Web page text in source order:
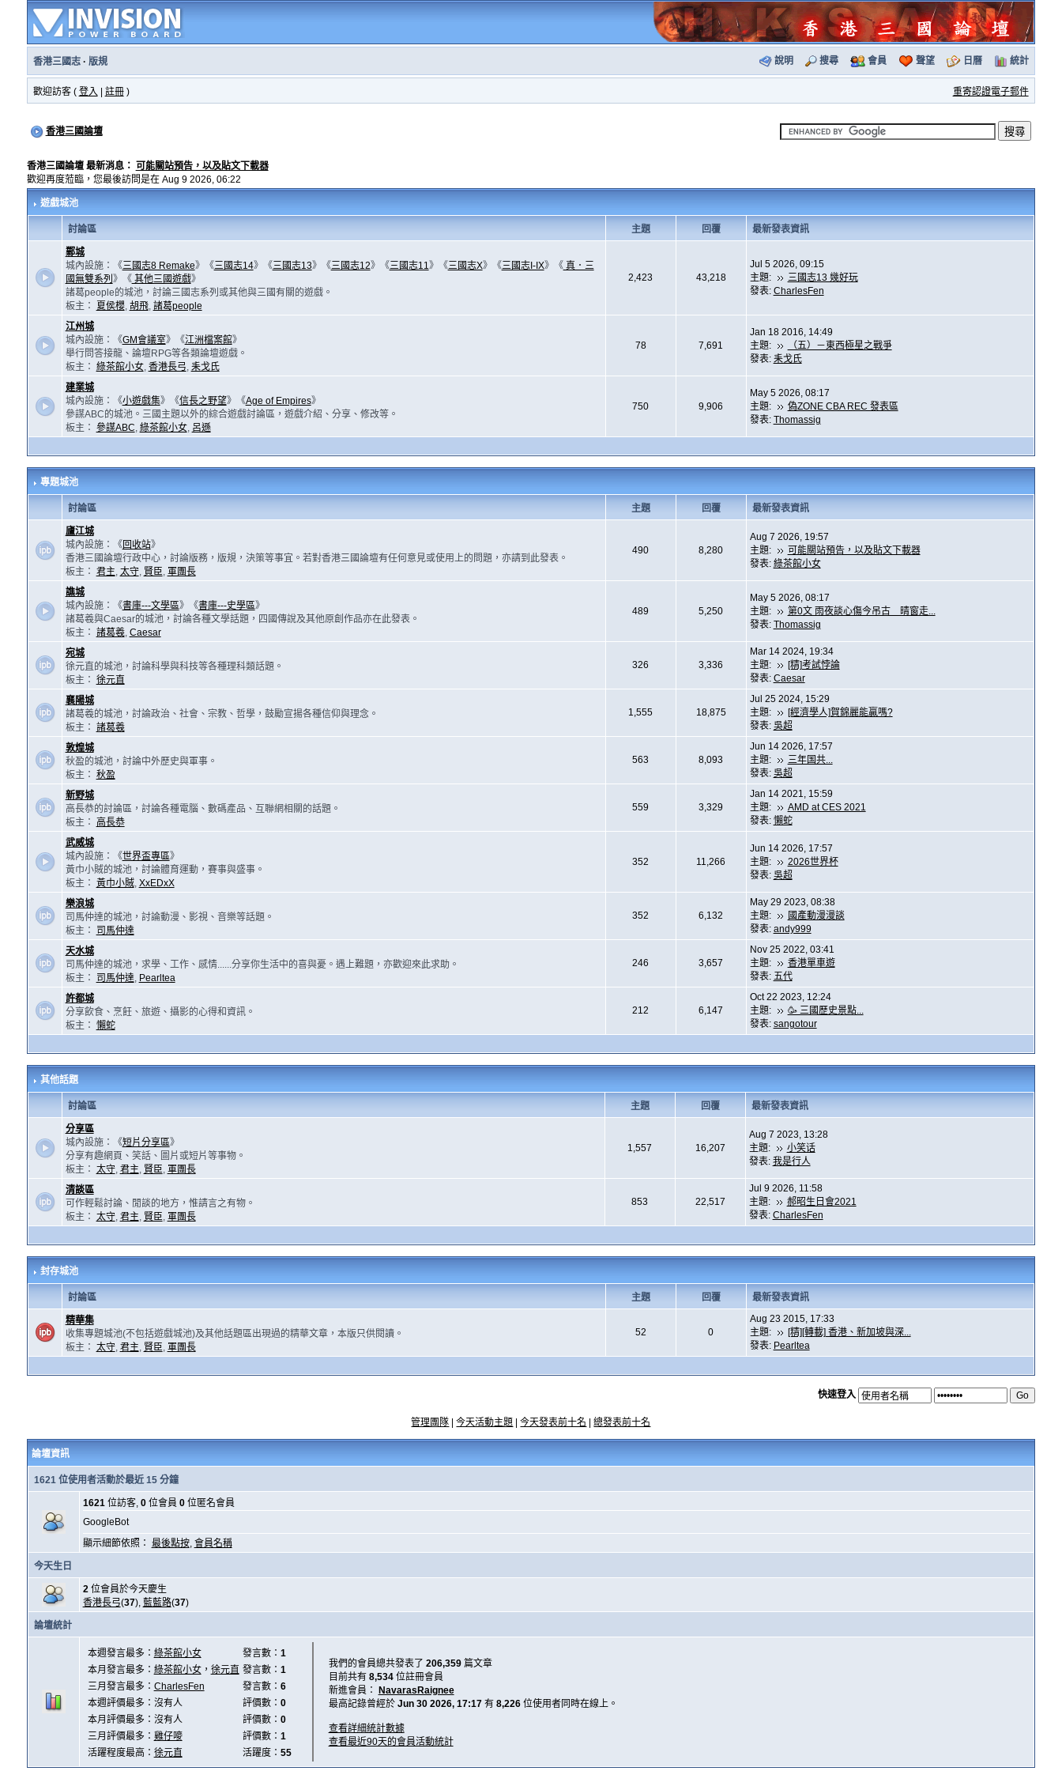
香港三國志· 版規 說明 搜尋 會員 聲望 日曆 統計
歡迎訪客 ( 登入 註冊) 重寄認證電子郵件
香港三國論壇
香港三國論壇 最新消息： 可能關站預告，以及貼文下載器
歡迎再度蒞臨，您最後訪問是在 Aug 9 2026, 06:22
遊戲城池
討論區 主題 回覆 最新發表資訊
鄴城
城內設施：《三國志8 Remake》《三國志14》《三國志13》《三國志12》《三國志11》《三國志X》《三國志I-IX》《真．三
國無雙系列 》《其他三國遊戲》
諸葛people的城池，討論三國志系列或其他與三國有關的遊戲。
板主：
夏侯櫻, 胡飛, 諸葛people
2,423 43,218
Jul 5 2026, 09:15
主題:
三國志13 幾好玩
發表: CharlesFen
江州城
城內設施：《GM會議室》《江洲檔案館》
舉行問答接龍、論壇RPG等各類論壇遊戲。
板主： 綠茶館小女, 香港長弓, 耒戈氏
78 7,691
Jan 18 2016, 14:49
主題:
（五）－東西極星之戰爭
發表: 耒戈氏
建業城
城內設施：《小遊戲集》《信長之野望》《Age of Empires》
參謀ABC的城池。三國主題以外的綜合遊戲討論區，遊戲介紹、分享、修改等。
板主： 參謀ABC, 綠茶館小女, 呂遜
750 9,906
May 5 2026, 08:17
主題:
偽ZONE CBA REC 發表區
發表: Thomassig
專題城池
討論區 主題 回覆 最新發表資訊
廬江城
城內設施：《回收站》
香港三國論壇行政中心，討論版務，版規，決策等事宜。若對香港三國論壇有任何意見或使用上的問題，亦請到此發表。
板主： 君主, 太守, 賢臣, 軍團長
490 8,280
Aug 7 2026, 19:57
主題:
可能關站預告，以及貼文下載器
發表: 綠茶館小女
譙城
城內設施：《書庫---文學區》《書庫---史學區》
諸葛羲與Caesar的城池，討論各種文學話題，四國傳說及其他原創作品亦在此發表。
板主： 諸葛羲, Caesar
489 5,250
May 5 2026, 08:17
主題:
第0文 雨夜談心傷今吊古 晴窗走...
發表: Thomassig
宛城
徐元直的城池，討論科學與科技等各種理科類話題。
板主： 徐元直
326 3,336
Mar 14 2024, 19:34
主題:
[精]考試悖論
發表: Caesar
襄陽城
諸葛羲的城池，討論政治、社會、宗教、哲學，鼓勵宣揚各種信仰與理念。
板主： 諸葛羲
1,555 18,875
Jul 25 2024, 15:29
主題:
[經濟學人]賀錦麗能贏嗎?
發表: 吳超
敦煌城
秋盈的城池，討論中外歷史與軍事。
板主： 秋盈
563 8,093
Jun 14 2026, 17:57
主題:
三年国共...
發表: 吳超
新野城
高長恭的討論區，討論各種電腦、數碼產品、互聯網相關的話題。
板主：
高長恭
559 3,329
Jan 14 2021, 15:59
主題:
AMD at CES 2021
發表: 懶蛇
武威城
城內設施：《世界盃專區》
黃巾小賊的城池，討論體育運動，賽事與盛事。
板主： 黃巾小賊, XxEDxX
352 11,266
Jun 14 2026, 17:57
主題:
2026世界杯
發表: 吳超
樂浪城
司馬仲達的城池，討論動漫、影視、音樂等話題。
板主：
司馬仲達
352 6,132
May 29 2023, 08:38
主題:
國產動漫漫談
發表: andy999
天水城
司馬仲達的城池，求學、工作、感情......分享你生活中的喜與憂。遇上難題，亦歡迎來此求助。
板主：
司馬仲達, Pearltea
246 3,657
Nov 25 2022, 03:41
主題:
香港單車遊
發表: 五代
許都城
分享飲食、烹飪、旅遊、攝影的心得和資訊。
板主： 懶蛇
212 6,147
Oct 22 2023, 12:24
主題:
🥳 三國歷史景點...
發表: sangotour
其他話題
討論區 主題 回覆 最新發表資訊
分享區
城內設施：《短片分享區》
分享有趣網頁、笑話、圖片或短片等事物。
板主： 太守, 君主, 賢臣, 軍團長
1,557 16,207
Aug 7 2023, 13:28
主題:
小笑话
發表: 我是行人
清談區
可作輕鬆討論、閒談的地方，惟請言之有物。
板主： 太守, 君主, 賢臣, 軍團長
853 22,517
Jul 9 2026, 11:58
主題:
郝昭生日會2021
發表: CharlesFen
封存城池
討論區 主題 回覆 最新發表資訊
精華集
收集專題城池(不包括遊戲城池)及其他話題區出現過的精華文章，本版只供閱讀。
板主： 太守, 君主, 賢臣, 軍團長
52 0
Aug 23 2015, 17:33
主題:
[精][轉載] 香港、新加坡與深...
發表: Pearltea
快速登入
管理團隊 |今天活動主題 |今天發表前十名 |總發表前十名
論壇資訊
1621 位使用者活動於最近 15 分鐘
1621位訪客, 0位會員 0位匿名會員
GoogleBot
顯示細節依照： 最後點按, 會員名稱
今天生日
2位會員於今天慶生
香港長弓(37), 藍藍路(37)
論壇統計
本週發言最多： 綠茶館小女 發言數： 1
本月發言最多： 綠茶館小女， 徐元直 發言數： 1
三月發言最多： CharlesFen 發言數： 6
本週評價最多：沒有人
評價數： 0
本月評價最多：沒有人
評價數： 0
三月評價最多： 雞仔嘜 評價數： 1
活躍程度最高： 徐元直 活躍度： 55
我們的會員總共發表了 206,359篇文章
目前共有 8,534位註冊會員
新進會員： NavarasRaignee
最高記錄曾經於 Jun 30 2026, 17:17 有 8,226位使用者同時在線上。
查看詳細統計數據
查看最近90天的會員活動統計